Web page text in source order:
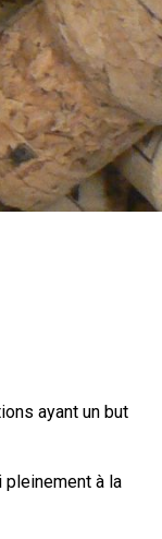
ayant un but
pleinement à la